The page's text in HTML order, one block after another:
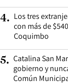
4. Los tres
con más de
Coquimbo
5. Catalina San
gobierno y
Común